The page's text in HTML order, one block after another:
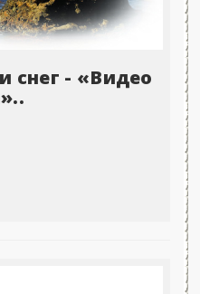
снег - «Видео